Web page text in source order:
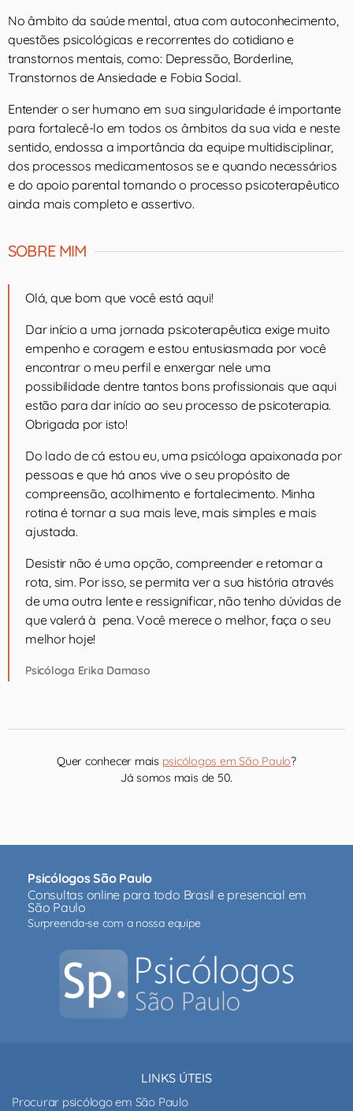
No âmbito da saúde mental, atua com autoconhecimento,
questões psicológicas e recorrentes do cotidiano e
transtornos mentais, como: Depressão, Borderline,
Transtornos de Ansiedade e Fobia Social.
Entender o ser humano em sua singularidade é importante
para fortalecê-lo em todos os âmbitos da sua vida e neste
sentido, endossa a importância da equipe multidisciplinar,
dos processos medicamentosos se e quando necessários
e do apoio parental tornando o processo psicoterapêutico
ainda mais completo e assertivo.
SOBRE MIM
Olá, que bom que você está aqui!
Dar início a uma jornada psicoterapêutica exige muito
empenho e coragem e estou entusiasmada por você
encontrar o meu perfil e enxergar nele uma
possibilidade dentre tantos bons profissionais que aqui
estão para dar início ao seu processo de psicoterapia.
Obrigada por isto!
Do lado de cá estou eu, uma psicóloga apaixonada por
pessoas e que há anos vive o seu propósito de
compreensão, acolhimento e fortalecimento. Minha
rotina é tornar a sua mais leve, mais simples e mais
ajustada.
Desistir não é uma opção, compreender e retomar a
rota, sim. Por isso, se permita ver a sua história através
de uma outra lente e ressignificar, não tenho dúvidas de
que valerá à pena. Você merece o melhor, faça o seu
melhor hoje!
Psicóloga Erika Damaso
Quer conhecer mais psicólogos em São Paulo?
Já somos mais de 50.
Psicólogos São Paulo
Consultas online para todo Brasil e presencial em
São Paulo
Surpreenda-se com a nossa equipe
LINKS ÚTEIS
Procurar psicólogo em São Paulo